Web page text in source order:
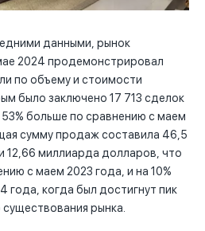
данными, рынок
2024 продемонстрировал
по объему и стоимости
было заключено 17 713 сделок
больше по сравнению с маем
сумму продаж составила 46,5
12,66 миллиарда долларов, что
с маем 2023 года, и на 10%
года, когда был достигнут пик
рынка.